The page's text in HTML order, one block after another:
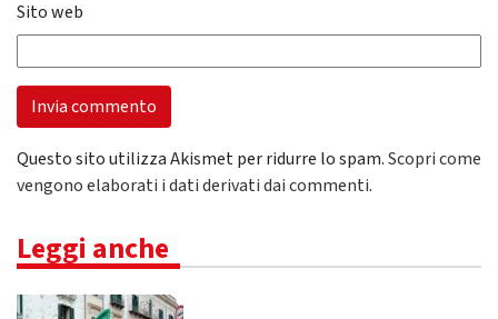
Sito web
Questo sito utilizza Akismet per ridurre lo spam.Scopri come
vengono elaborati i dati derivati dai commenti.
Leggi anche